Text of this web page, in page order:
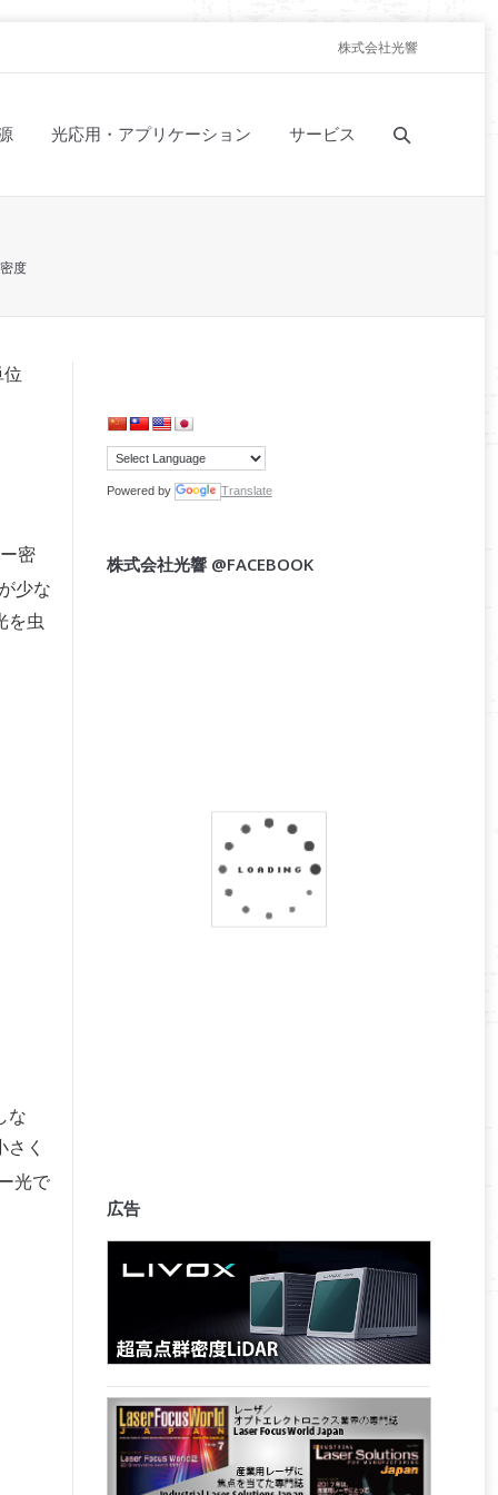
株式会社光響
光応用・アプリケーション サービス
度
位
密
少な
を虫
な
く
光で
Powered by Translate
株式会社光響 @FACEBOOK
広告